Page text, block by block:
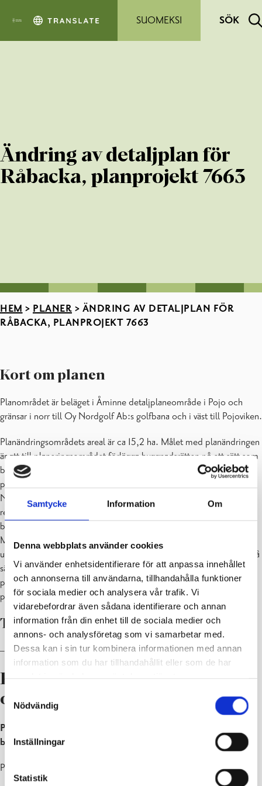
Samtycke Information Om
Denna webbplats använder cookies
Vi använder enhetsidentifierare för att anpassa innehållet
och annonserna till användarna, tillhandahålla funktioner
för sociala medier och analysera vår trafik. Vi
vidarebefordrar även sådana identifierare och annan
information från din enhet till de sociala medier och
annons- och analysföretag som vi samarbetar med.
Dessa kan i sin tur kombinera informationen med annan
information som du har tillhandahållit eller som de har
Samtyckesval
Nödvändig
Inställningar
Statistik
SUOMEKSI
SÖK
Ändring av detaljplan för
Råbacka, planprojekt 7663
HEM > PLANER > ÄNDRING AV DETALJPLAN FÖR
RÅBACKA, PLANPROJEKT 7663
Kort om planen
Planområdet är beläget i Åminne detaljplaneområde i Pojo och
gränsar i norr till Oy Nordgolf Ab:s golfbana och i väst till Pojoviken.
Planändringsområdets areal är ca 15,2 ha. Målet med planändringen
är att till planeringsområdet förlägga byggnadsrätten på ett sätt som
bättre beaktar de landskapsmässiga värdena och att skapa
planmässiga förutsättningar för en livskraftig utveckling av
Nordcenters fritidscentrum som tar fasta på natur-, kultur- och
rekreationsvärdena. Mängden byggrätt som reserveras för fast
boende utvärderas och planeras under planändringsprocessen.
Målet är inte att höja den totala byggrätten för planeringsområdet,
utan att skapa goda förutsättningar för ett byggande som tar fasta på
särdragen i planområdet. De skyddsbestämmelser som gäller för
planeringsområdet justeras och preciseras under
planändringsprocessens gång.
Tilläggsinformation ges av:
– planlaggning@raseborg.fi
Projektets behandlingsskeden
och planmaterial
Planläggningens påbörjande och program för deltagande och
bedömning (PDB)
Planen har kungjorts som anhängig: 8.12.2008